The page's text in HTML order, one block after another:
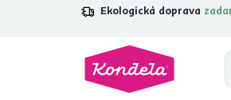
Ekologická doprava
4,7 31